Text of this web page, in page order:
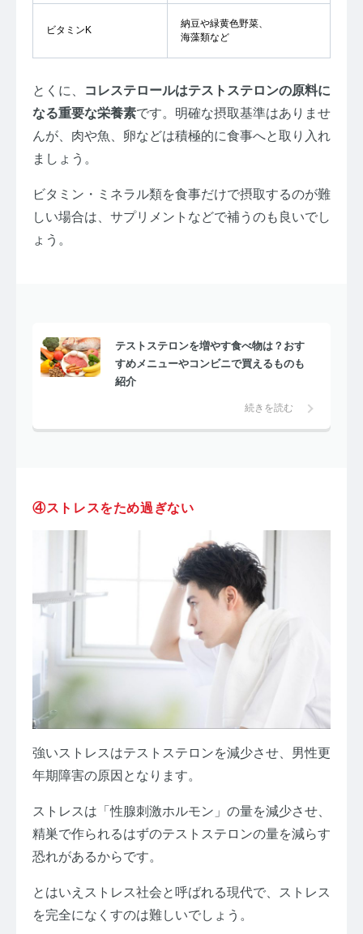
ビタミンK
納豆や緑黄色野菜、
海藻類など
とくに、
コレステロールはテストステロンの原料に
なる重要な栄養素です。明確な摂取基準はありませ
んが、肉や魚、卵などは積極的に食事へと取り入れ
ましょう。
ビタミン・ミネラル類を食事だけで摂取するのが難
しい場合は、サプリメントなどで補うのも良いでし
ょう。
テストステロンを増やす食べ物は？おす
すめメニューやコンビニで買えるものも
紹介
続きを読む
④ストレスをため過ぎない
強いストレスはテストステロンを減少させ、男性更
年期障害の原因となります。
ストレスは「性腺刺激ホルモン」の量を減少させ、
精巣で作られるはずのテストステロンの量を減らす
恐れがあるからです。
とはいえストレス社会と呼ばれる現代で、ストレス
を完全になくすのは難しいでしょう。